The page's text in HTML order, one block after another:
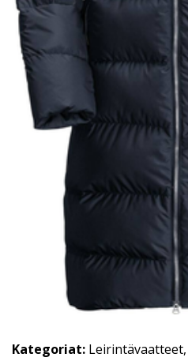
Kategoriat: Leirintävaatteet,